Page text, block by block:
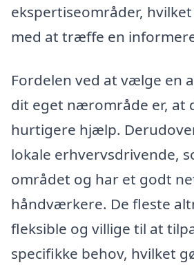
ekspertiseområder,
med at træffe en
Fordelen ved at vælge en
dit eget nærområde er, at
hurtigere hjælp.
lokale erhvervsdrivende,
området og har et godt
håndværkere. De fleste
fleksible og villige til at
specifikke behov, hvilket